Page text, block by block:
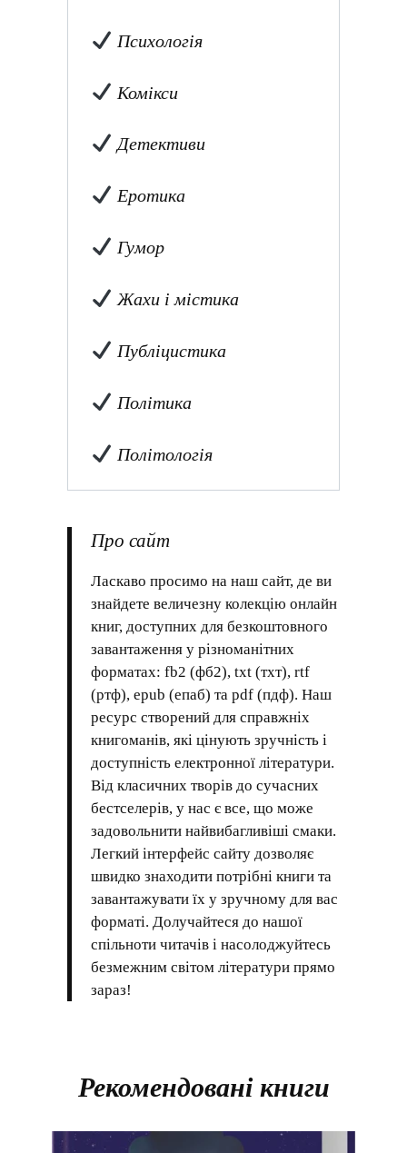
Психологія
Комікси
Детективи
Еротика
Гумор
Жахи і містика
Публіцистика
Політика
Політологія
Про сайт
Ласкаво просимо на наш сайт, де ви
знайдете величезну колекцію онлайн
книг, доступних для безкоштовного
завантаження у різноманітних
форматах: fb2 (фб2), txt (тхт), rtf
(ртф), epub (епаб) та pdf (пдф). Наш
ресурс створений для справжніх
книгоманів, які цінують зручність і
доступність електронної літератури.
Від класичних творів до сучасних
бестселерів, у нас є все, що може
задовольнити найвибагливіші смаки.
Легкий інтерфейс сайту дозволяє
швидко знаходити потрібні книги та
завантажувати їх у зручному для вас
форматі. Долучайтеся до нашої
спільноти читачів і насолоджуйтесь
безмежним світом літератури прямо
зараз!
Рекомендовані книги